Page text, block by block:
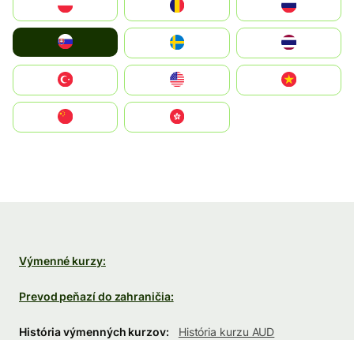
United States
中國香港特別行政區
Výmenné kurzy:
Prevod peňazí do zahraničia:
História výmenných kurzov:
História kurzu AUD